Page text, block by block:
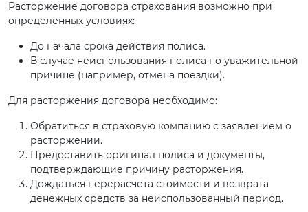
Расторжение договора страхования возможно при
определенных условиях:
До начала срока действия полиса.
В случае неиспользования полиса по уважительной
причине (например, отмена поездки).
Для расторжения договора необходимо:
Обратиться в страховую компанию с заявлением о
расторжении.
Предоставить оригинал полиса и документы,
подтверждающие причину расторжения.
Дождаться перерасчета стоимости и возврата
денежных средств за неиспользованный период.